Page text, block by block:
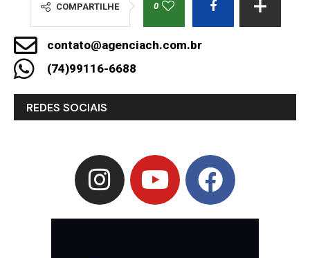
COMPARTILHE 0
contato@agenciach.com.br
(74)99116-6688
REDES SOCIAIS